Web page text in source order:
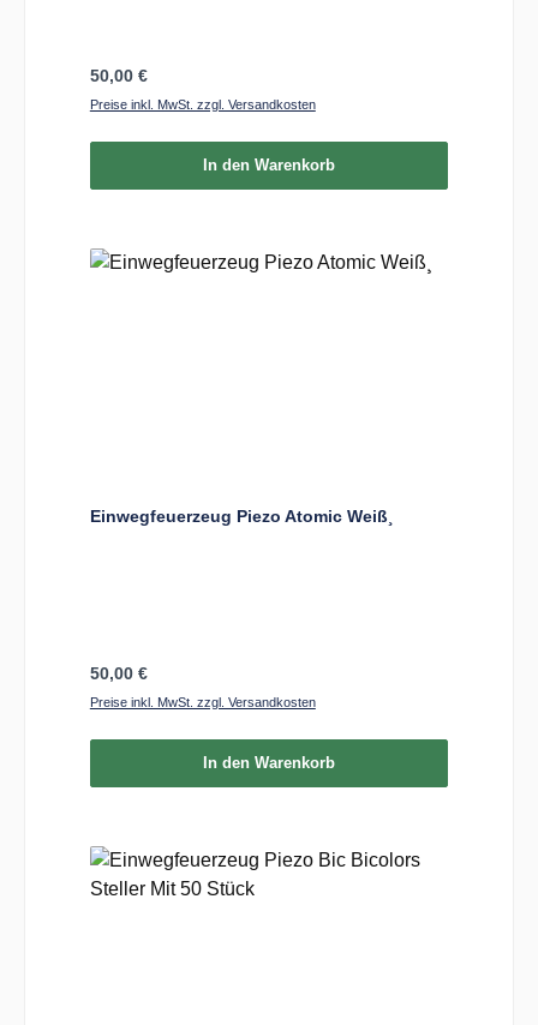
Regulärer Preis:
50,00 €
Preise inkl. MwSt. zzgl. Versandkosten
In den Warenkorb
Einwegfeuerzeug Piezo Atomic Weiß¸
Regulärer Preis:
50,00 €
Preise inkl. MwSt. zzgl. Versandkosten
In den Warenkorb